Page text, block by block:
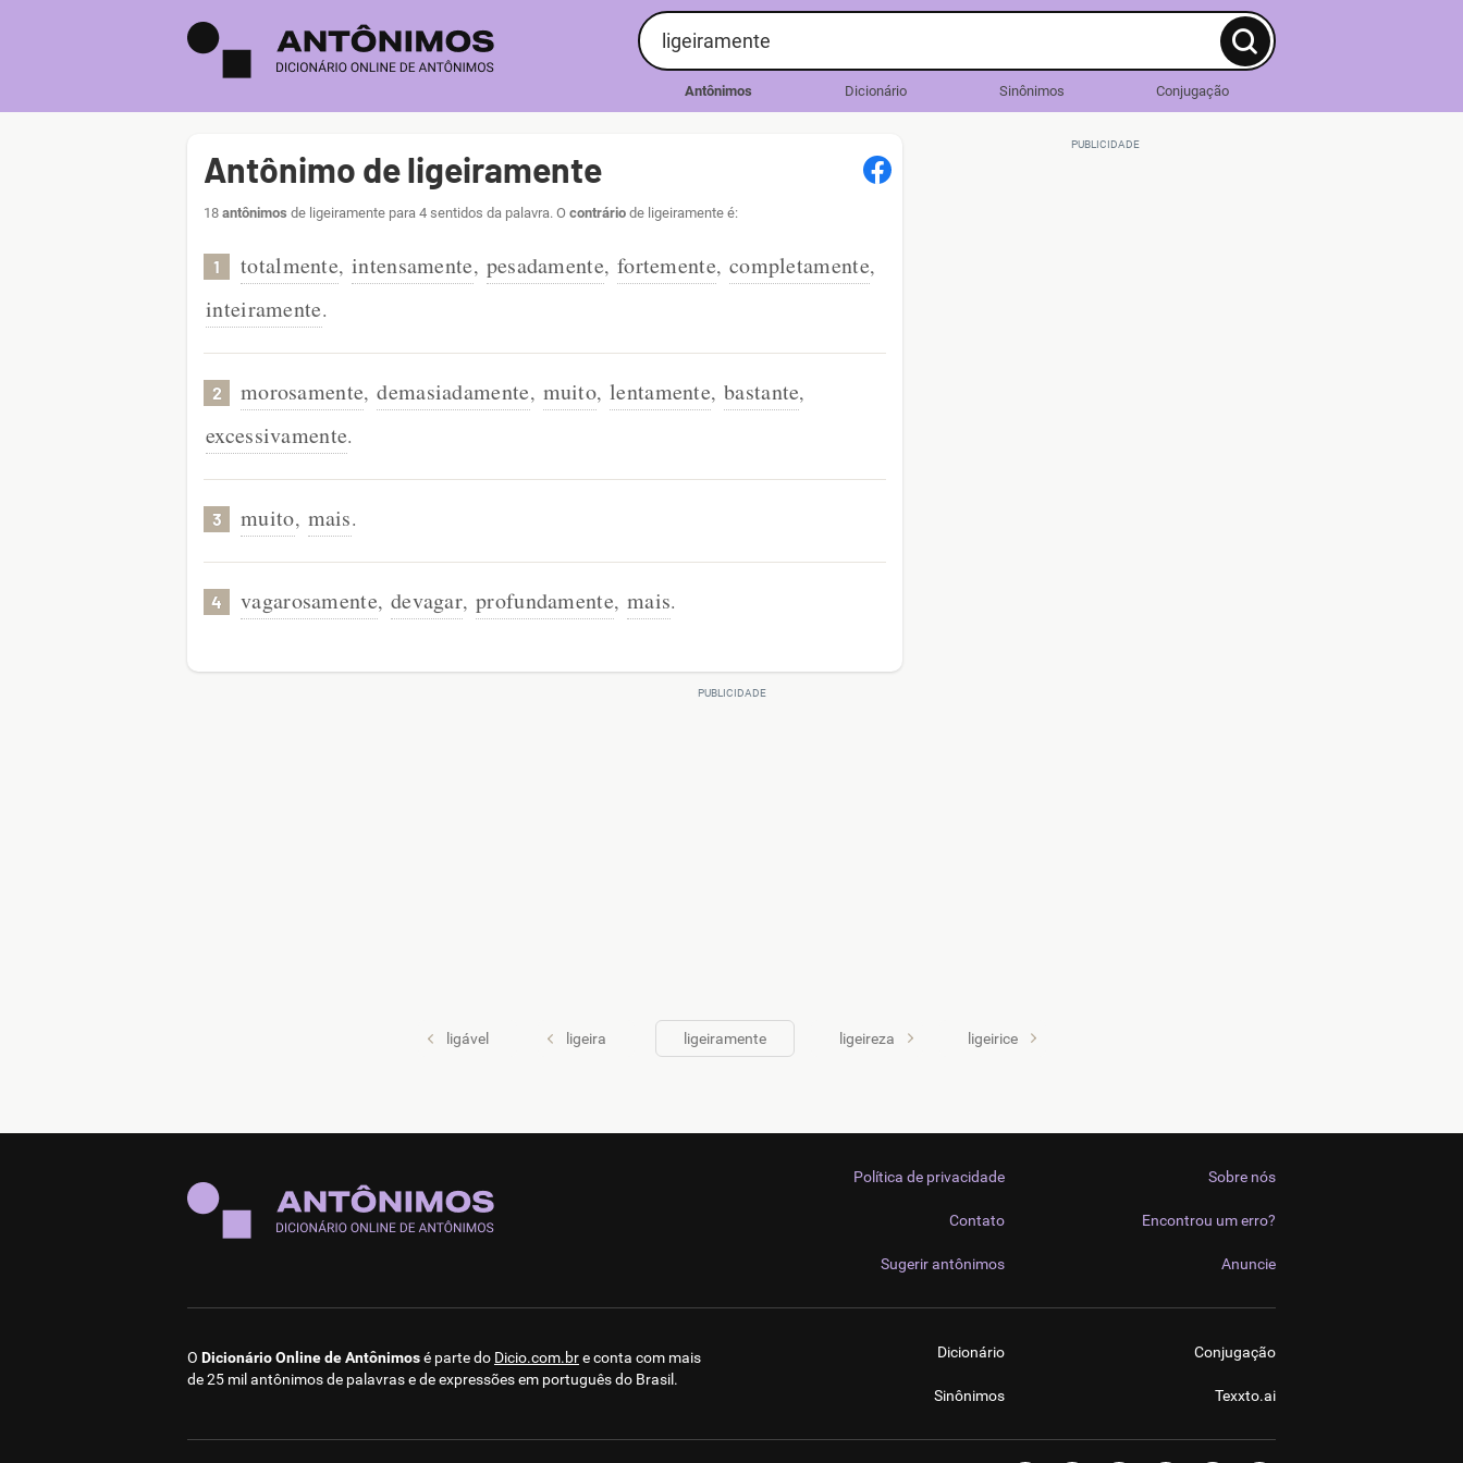
Antônimos Dicionário Sinônimos Conjugação
Antônimo de ligeiramente
18 antônimos de ligeiramente para 4 sentidos da palavra. O contrário de ligeiramente é:
1 totalmente, intensamente, pesadamente, fortemente, completamente,
inteiramente.
2 morosamente, demasiadamente, muito, lentamente, bastante,
excessivamente.
3 muito, mais.
4 vagarosamente, devagar, profundamente, mais.
ligável ligeira ligeiramente ligeireza ligeirice
Sobre nós
Encontrou um erro?
Anuncie
Política de privacidade
Contato
Sugerir antônimos
O Dicionário Online de Antônimosé parte do Dicio.com.bre conta com mais
de 25 mil antônimos de palavras e de expressões em português do Brasil.
Dicionário
Sinônimos
Conjugação
Texxto.ai